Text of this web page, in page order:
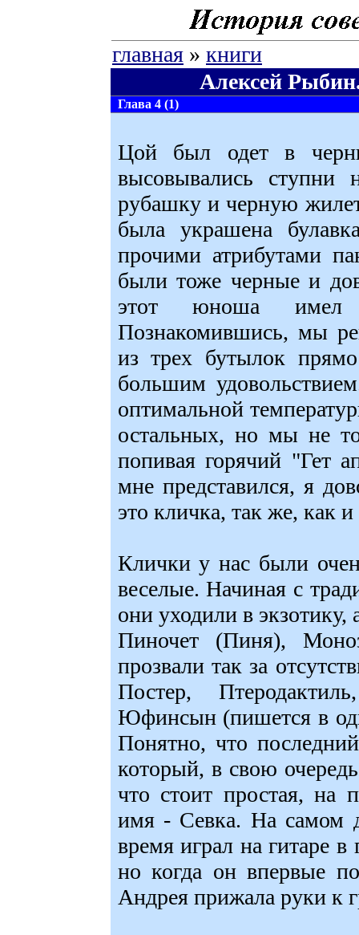
главная » книги
Алексей
Глава 4 (1)
Цой был одет в
высовывались
рубашку и черную
была украшена
прочими атрибутами
были тоже черные и
этот юноша имел
Познакомившись, мы
из трех бутылок
большим
оптимальной
остальных, но мы не
попивая горячий "Гет
мне представился, я
это кличка, так же, как
Клички у нас были
веселые. Начиная с
они уходили в экзотику,
Пиночет (Пиня),
прозвали так за
Постер,
Юфинсын (пишется в
Понятно, что
который, в свою
что стоит простая, на
имя - Севка. На самом
время играл на гитаре
но когда он впервые
Андрея прижала руки к